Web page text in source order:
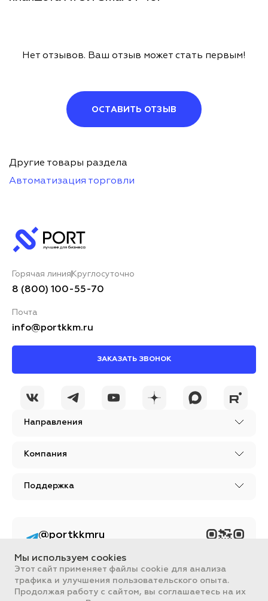
Нет отзывов. Ваш отзыв может стать первым!
ОСТАВИТЬ ОТЗЫВ
Другие товары раздела
Автоматизация торговли
Направления
Компания
Поддержка
Горячая линия Круглосуточно
8 (800) 100-55-70
Почта
info@portkkm.ru
ЗАКАЗАТЬ ЗВОНОК
Вся информация, размещенная на сайте, носит ознакомительный
характер и не является публичной офертой, определяемой
@portkkmru
контент PORT - бизнес
портал
Мы используем cookies
Этот сайт применяет файлы cookie для анализа
трафика и улучшения пользовательского опыта.
Продолжая работу с сайтом, вы соглашаетесь на их